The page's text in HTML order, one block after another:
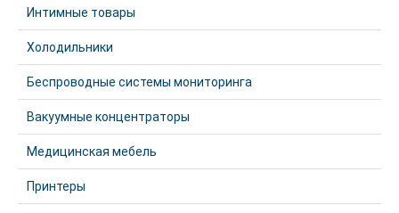
Интимные товары
Холодильники
Беспроводные системы мониторинга
Вакуумные концентраторы
Медицинская мебель
Принтеры